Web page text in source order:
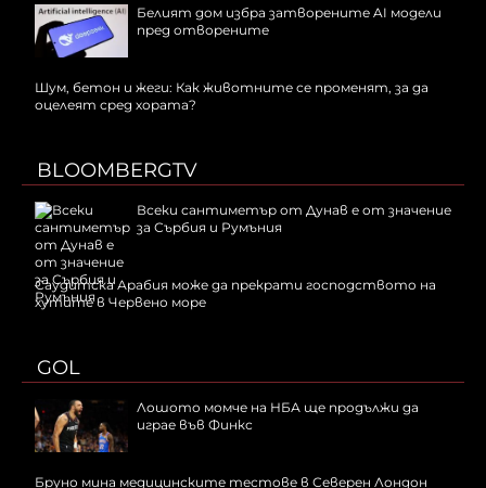
Белият дом избра затворените AI модели
пред отворените
Шум, бетон и жеги: Как животните се променят, за да
оцелеят сред хората?
BLOOMBERGTV
Всеки сантиметър от Дунав е от значение
за Сърбия и Румъния
Саудитска Арабия може да прекрати господството на
хутите в Червено море
GOL
Лошото момче на НБА ще продължи да
играе във Финкс
Бруно мина медицинските тестове в Северен Лондон